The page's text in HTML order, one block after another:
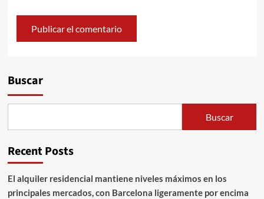
Buscar
Buscar
Recent Posts
El alquiler residencial mantiene niveles máximos en los
principales mercados, con Barcelona ligeramente por encima